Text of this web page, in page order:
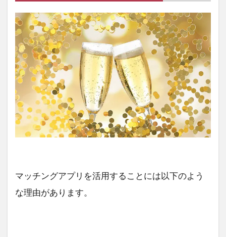
マッチングアプリを活用することには以下のよう
な理由があります。